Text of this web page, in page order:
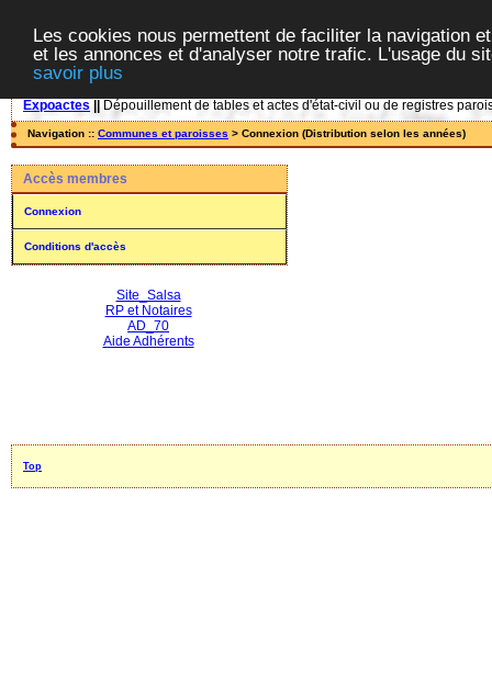
Les cookies nous permettent de faciliter la navigation
et les annonces et d'analyser notre trafic. L'usage du
savoir plus
Expoactes Dépouillement de tables et actes d'état-civil ou de registres
Navigation :: Communes et paroisses > Connexion (Distribution selon les années)
Accès membres
Connexion
Conditions d'accès
Site_Salsa
RP et Notaires
AD_70
Aide Adhérents
Top